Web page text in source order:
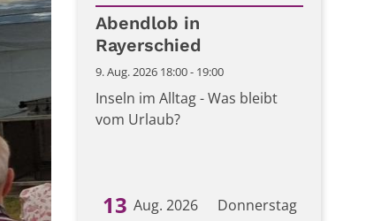
Datum: 9. August 2026
Abendlob in
Rayerschied
9. Aug. 2026 18:00 - 19:00
Inseln im Alltag - Was bleibt
vom Urlaub?
Donnerstag
13 Aug. 2026